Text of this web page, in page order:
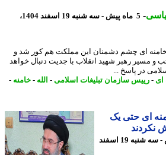
-
5 ماه پیش - سه شنبه 19 اسفند 1404،
ای چشم دشمنان این مملکت هم کور شد و
رهبر شهید انقلاب با جدیت دنبال خواهد
در پاسخ ...
رییس سازمان تبلیغات اسلامی-الله-خامنه-
ای حتی یک
5 ماه پیش - سه شنبه 19 اسفند